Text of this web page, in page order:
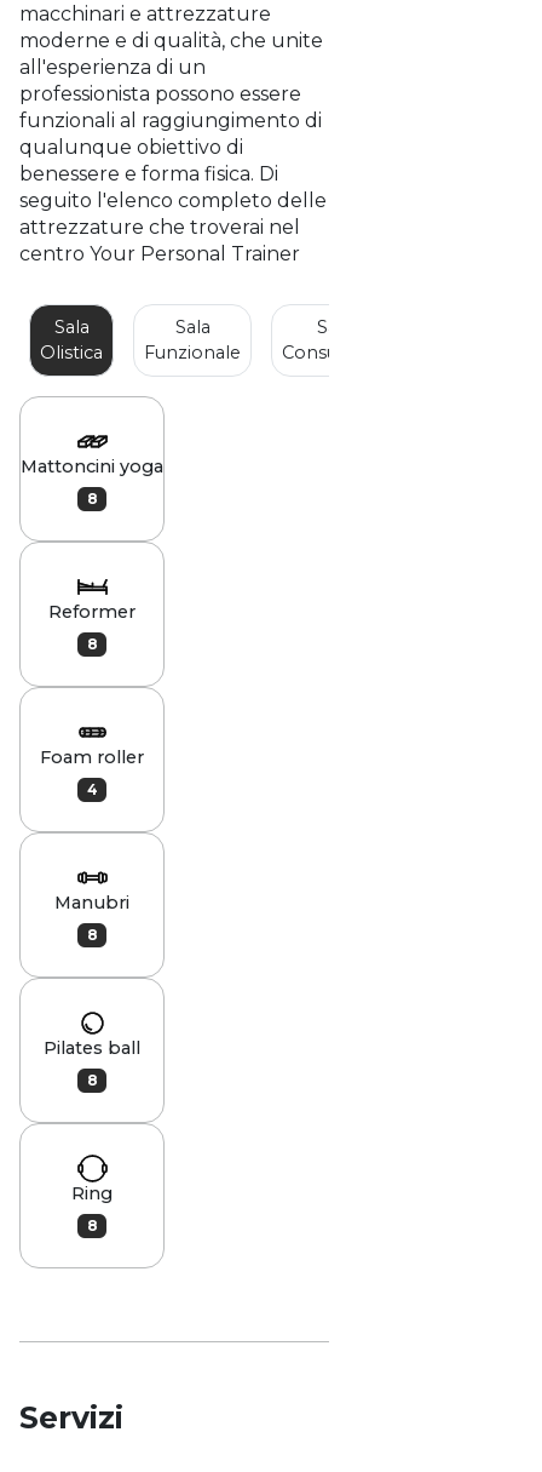
macchinari e attrezzature
moderne e di qualità, che unite
all'esperienza di un
professionista possono essere
funzionali al raggiungimento di
qualunque obiettivo di
benessere e forma fisica. Di
seguito l'elenco completo delle
attrezzature che troverai nel
centro Your Personal Trainer
Sala
Olistica
Sala
Funzionale
Sala
Consulenze
Mattoncini yoga
8
Reformer
8
Foam roller
4
Manubri
8
Pilates ball
8
Ring
8
Servizi